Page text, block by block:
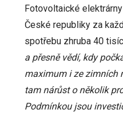
Fotovoltaické
České republiky za
spotřebu zhruba 40
a přesně vědí, kdy
maximum i ze zimních
tam nárůst o několik
Podmínkou jsou